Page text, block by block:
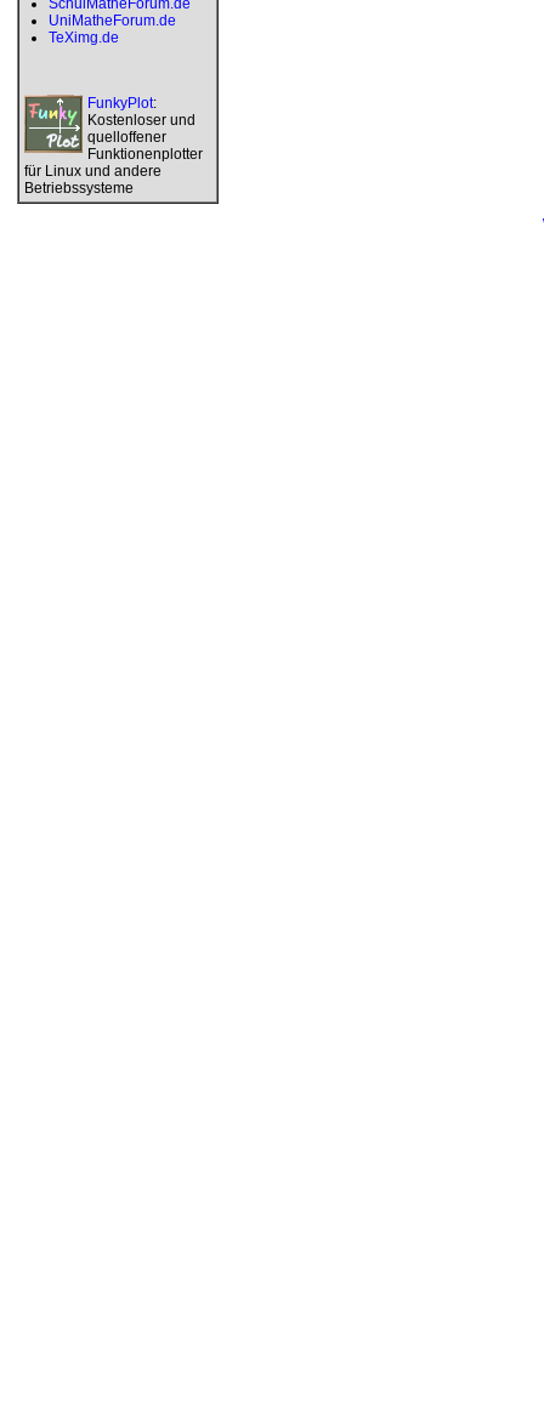
SchulMatheForum.de
UniMatheForum.de
TeXimg.de
FunkyPlot:
Kostenloser und
quelloffener
Funktionenplotter
für Linux und andere
Betriebssysteme